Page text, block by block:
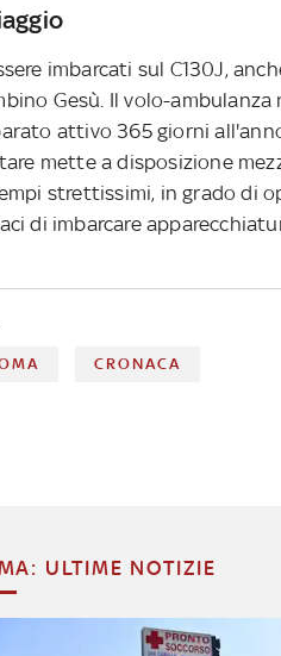
imbarcati sul C130J,
Gesù. Il volo-
attivo 365 giorni
mette a disposizione
strettissimi, in grado di
di imbarcare
CRONACA
ULTIME NOTIZIE